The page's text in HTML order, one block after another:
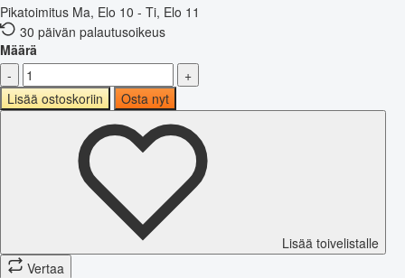
Pikatoimitus Ma, Elo 10 - Ti, Elo 11
30 päivän palautusoikeus
Määrä
-
+
Lisää ostoskoriin
Osta nyt
Lisää toivelistalle
Vertaa